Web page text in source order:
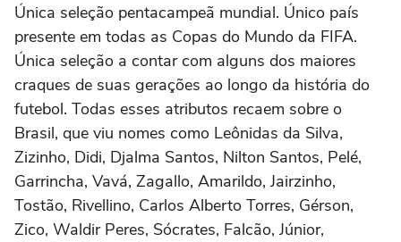
Única seleção pentacampeã mundial. Único país
presente em todas as Copas do Mundo da FIFA.
Única seleção a contar com alguns dos maiores
craques de suas gerações ao longo da história do
futebol. Todas esses atributos recaem sobre o
Brasil, que viu nomes como Leônidas da Silva,
Zizinho, Didi, Djalma Santos, Nilton Santos, Pelé,
Garrincha, Vavá, Zagallo, Amarildo, Jairzinho,
Tostão, Rivellino, Carlos Alberto Torres, Gérson,
Zico, Waldir Peres, Sócrates, Falcão, Júnior,